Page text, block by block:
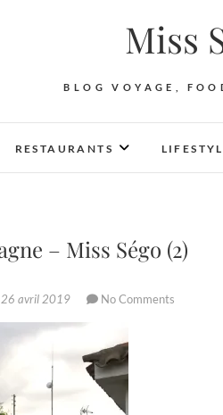
Miss
BLOG VOYAGE,
RESTAURANTS
– Miss Ségo (2)
avril 2019 No Comments